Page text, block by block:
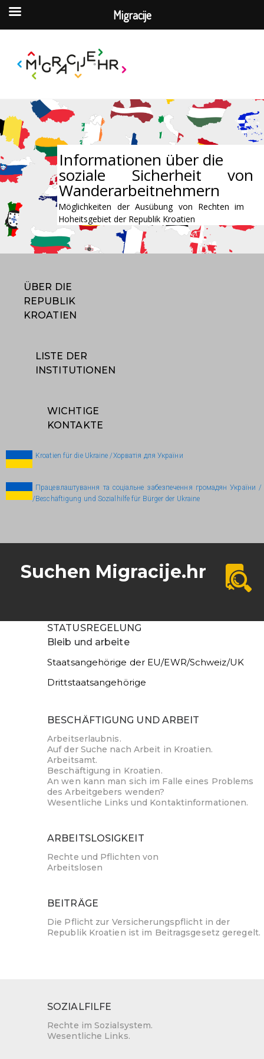
Informationen über die
soziale Sicherheit von
Wanderarbeitnehmern
Möglichkeiten der Ausübung von Rechten im
Hoheitsgebiet der Republik Kroatien
ÜBER DIE
REPUBLIK
KROATIEN
LISTE DER
INSTITUTIONEN
WICHTIGE
KONTAKTE
Kroatien für die Ukraine /Хорватія для України
Працевлаштування та соціальне забезпечення громадян України /
/Beschäftigung und Sozialhilfe für Bürger der Ukraine
Suchen Migracije.hr
STATUSREGELUNG
Bleib und arbeite
Staatsangehörige der EU/EWR/Schweiz/UK
Drittstaatsangehörige
BESCHÄFTIGUNG UND ARBEIT
Arbeitserlaubnis.
Auf der Suche nach Arbeit in Kroatien.
Arbeitsamt.
Beschäftigung in Kroatien.
An wen kann man sich im Falle eines Problems
des Arbeitgebers wenden?
Wesentliche Links und Kontaktinformationen.
ARBEITSLOSIGKEIT
Rechte und Pflichten von
Arbeitslosen
BEITRÄGE
Die Pflicht zur Versicherungspflicht in der
Republik Kroatien ist im Beitragsgesetz geregelt.
SOZIALFILFE
Rechte im Sozialsystem.
Wesentliche Links.
Migracije